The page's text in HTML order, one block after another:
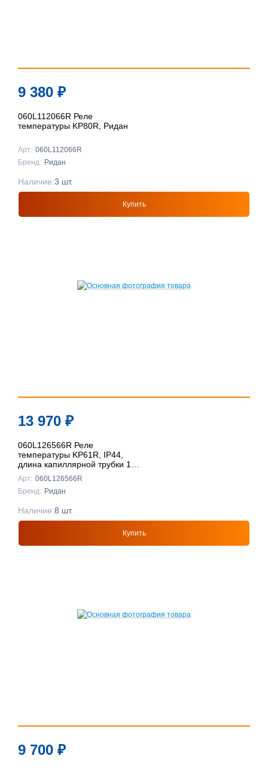
9 380 ₽
060L112066R Реле
температуры KP80R, Ридан
Арт: 060L112066R
Бренд: Ридан
Купить
Наличие:3 шт.
13 970 ₽
060L126566R Реле
температуры KP61R, IP44,
длина капиллярной трубки 12
м, контактная группа SPDT,
Ридан
Арт: 060L126566R
Бренд: Ридан
Купить
Наличие:8 шт.
9 700 ₽